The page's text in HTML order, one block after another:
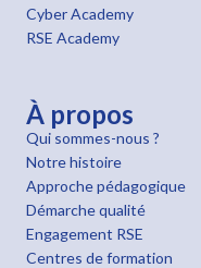
Cyber Academy
RSE Academy
À propos
Qui sommes-nous ?
Notre histoire
Approche pédagogique
Démarche qualité
Engagement RSE
Centres de formation